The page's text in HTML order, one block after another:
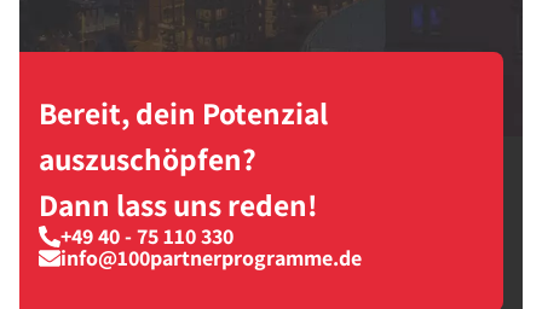
Bereit, dein Potenzial
auszuschöpfen?
Dann lass uns reden!
+49 40 - 75 110 330
info@100partnerprogramme.de